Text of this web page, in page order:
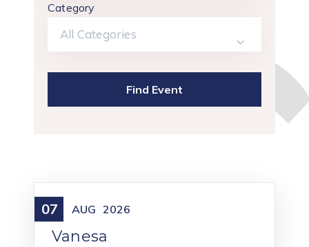
Category
All Categories
07 AUG 2026
Meniny
Vanesa